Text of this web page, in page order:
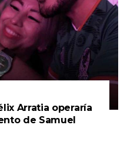
Arratia operaría
de Samuel